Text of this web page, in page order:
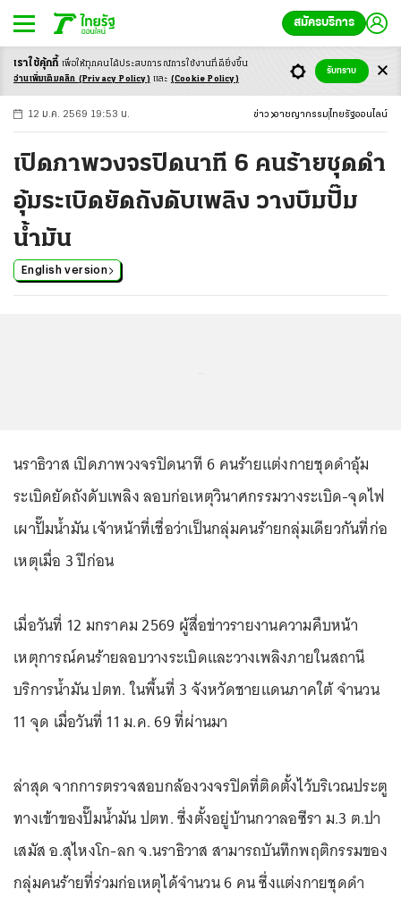
สมัครบริการ
-ก ก ก+
12 ม.ค. 2569 19:53 น. ข่าว อาชญากรรม ไทยรัฐออนไลน์
เปิดภาพวงจรปิดนาที 6 คนร้ายชุดดำ
อุ้มระเบิดยัดถังดับเพลิง วางบึมปั๊ม
น้ำมัน
English version
นราธิวาส เปิดภาพวงจรปิดนาที 6 คนร้ายแต่งกายชุดดำอุ้ม
ระเบิดยัดถังดับเพลิง ลอบก่อเหตุวินาศกรรมวางระเบิด-จุดไฟ
เผาปั๊มน้ำมัน เจ้าหน้าที่เชื่อว่าเป็นกลุ่มคนร้ายกลุ่มเดียวกันที่ก่อ
เหตุเมื่อ 3 ปีก่อน
เมื่อวันที่ 12 มกราคม 2569 ผู้สื่อข่าวรายงานความคืบหน้า
เหตุการณ์คนร้ายลอบวางระเบิดและวางเพลิงภายในสถานี
บริการน้ำมัน ปตท. ในพื้นที่ 3 จังหวัดชายแดนภาคใต้ จำนวน
11 จุด เมื่อวันที่ 11 ม.ค. 69 ที่ผ่านมา
ล่าสุด จากการตรวจสอบกล้องวงจรปิดที่ติดตั้งไว้บริเวณประตู
ทางเข้าของปั๊มน้ำมัน ปตท. ซึ่งตั้งอยู่บ้านกวาลอซีรา ม.3 ต.ปา
เสมัส อ.สุไหงโก-ลก จ.นราธิวาส สามารถบันทึกพฤติกรรมของ
กลุ่มคนร้ายที่ร่วมก่อเหตุได้จำนวน 6 คน ซึ่งแต่งกายชุดดำ
เราใช้คุ้กกี้ เพื่อให้ทุกคนได้ประสบการณ์การใช้งานที่ดียิ่งขึ้น
อ่านเพิ่มเติมคลิก (Privacy Policy) และ (Cookie Policy)
รับทราบ